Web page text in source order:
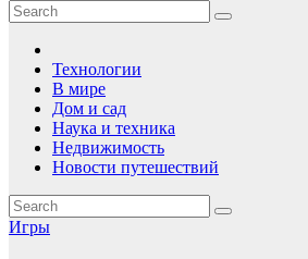
Технологии
В мире
Дом и сад
Наука и техника
Недвижимость
Новости путешествий
Игры